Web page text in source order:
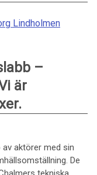
Lindholmen
–
är
av aktörer med sin
De